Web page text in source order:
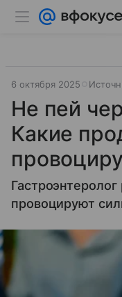
6 октября 2025
Не пей
Какие
провоцируют